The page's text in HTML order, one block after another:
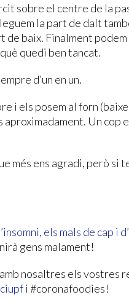
sobre el centre de la
la part de dalt
de baix. Finalment
quedi ben tancat.
d’un en un.
i els posem al forn
Un cop
més ens agradi, però si
els mals de cap i
gens malament!
nosaltres els vostres
i #coronafoodies!